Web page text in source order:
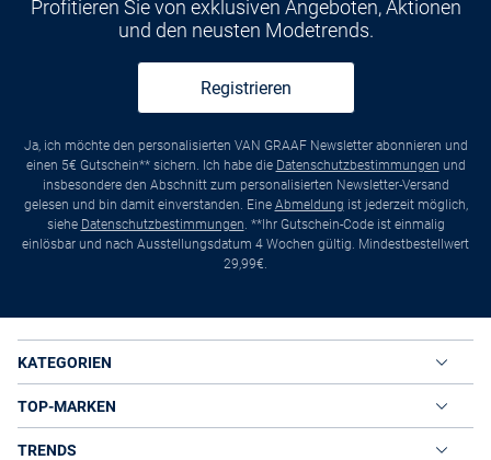
Profitieren Sie von exklusiven Angeboten, Aktionen
und den neusten Modetrends.
Registrieren
Ja, ich möchte den personalisierten VAN GRAAF Newsletter abonnieren und
einen 5€ Gutschein** sichern. Ich habe die Datenschutzbestimmungen und
insbesondere den Abschnitt zum personalisierten Newsletter-Versand
gelesen und bin damit einverstanden. Eine Abmeldung ist jederzeit möglich,
siehe Datenschutzbestimmungen. **Ihr Gutschein-Code ist einmalig
einlösbar und nach Ausstellungsdatum 4 Wochen gültig. Mindestbestellwert
29,99€.
KATEGORIEN
TOP-MARKEN
TRENDS